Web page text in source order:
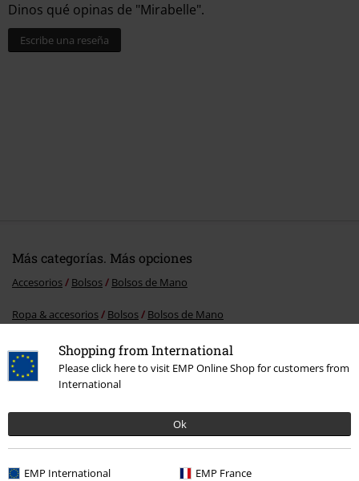
Shopping from International
Please click here to visit EMP Online Shop for customers from
International
Ok
EMP International EMP France
Dinos qué opinas de "Mirabelle".
Escribe una reseña
Más categorías. Más opciones
Accesorios Bolsos Bolsos de Mano
Ropa & accesorios Bolsos Bolsos de Mano
Mujer Accesorios
Estilos Básicos Basics Mujer
Estilos Básicos Accesorios